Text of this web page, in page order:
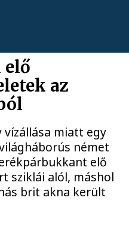
elő
az
miatt egy
német
elő
sziklái alól, máshol
brit akna került